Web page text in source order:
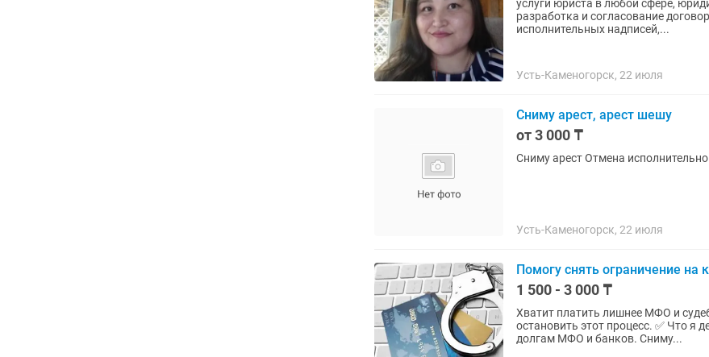
услуги юриста в любой сфере,
разработка и согласование
исполнительных надписей,...
Усть-Каменогорск, 22 июля
Сниму арест, арест шешу
от 3 000 ₸
Усть-Каменогорск, 22 июля
Помогу снять ограничение на
1 500 - 3 000 ₸
Хватит платить лишнее МФО и судебным исполнителям!
остановить этот процесс. ✅ Что я
долгам МФО и банков. Сниму...